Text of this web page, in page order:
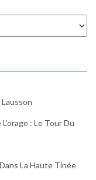
: Le Tour Du
La Haute Tinée